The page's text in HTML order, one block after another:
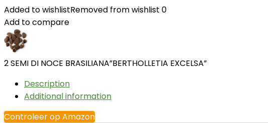
Added to wishlistRemoved from wishlist 0
Add to compare
2 SEMI DI NOCE BRASILIANA”BERTHOLLETIA EXCELSA”
Description
Additional information
Controleer op Amazon